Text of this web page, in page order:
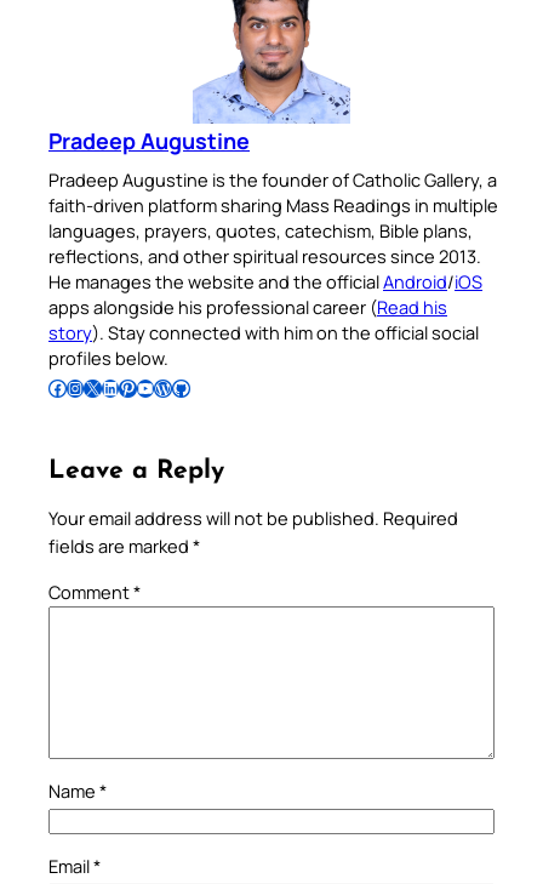
Pradeep Augustine
Pradeep Augustine is the founder of Catholic Gallery, a
faith-driven platform sharing Mass Readings in multiple
languages, prayers, quotes, catechism, Bible plans,
reflections, and other spiritual resources since 2013.
He manages the website and the officialAndroid/iOS
apps alongside his professional career (Read his
story). Stay connected with him on the official social
profiles below.
Follow Pradeep on Facebook Follow Pradeep on InstagramFollow Pradeep on X Follow Pradeep on LinkedIn Follow Pradeep on Pinterest Subscribe to Pradeep’s Youtube Channel Follow Pradeep on WordPress Follow Pradeep on GitHub
Leave a Reply
Your email address will not be published. Required
fields are marked *
Comment*
Name *
Email*